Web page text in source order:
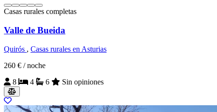
Casas rurales completas
Valle de Bueida
Quirós , Casas rurales en Asturias
260 € / noche
8
4 6 Sin opiniones